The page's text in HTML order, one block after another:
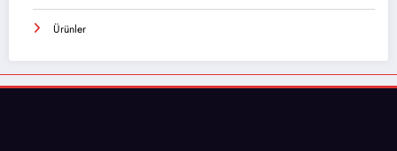
Ürünler